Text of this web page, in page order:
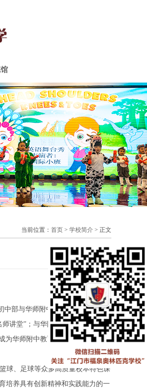
当前位置： 首页 > 学校简介 > 正文
中部与华师附中实行“三同”教学管
讲堂”；与华附附中实行重大活动
为华师附中教育集团的一员。
球、足球等众多高质量校本特色课
培养具有创新精神和实践能力的一